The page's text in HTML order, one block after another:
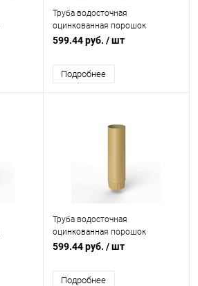
Труба водосточная
оцинкованная порошок
ф125х1250мм RAL 1021
599.44 руб. / шт
Подробнее
Труба водосточная
оцинкованная порошок
ф125х1250мм RAL 1002
599.44 руб. / шт
Подробнее